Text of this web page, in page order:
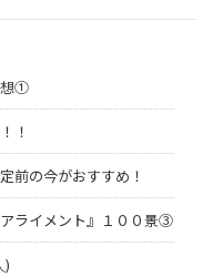
想①
！
前の今がおすすめ！
ライメント』１００景③